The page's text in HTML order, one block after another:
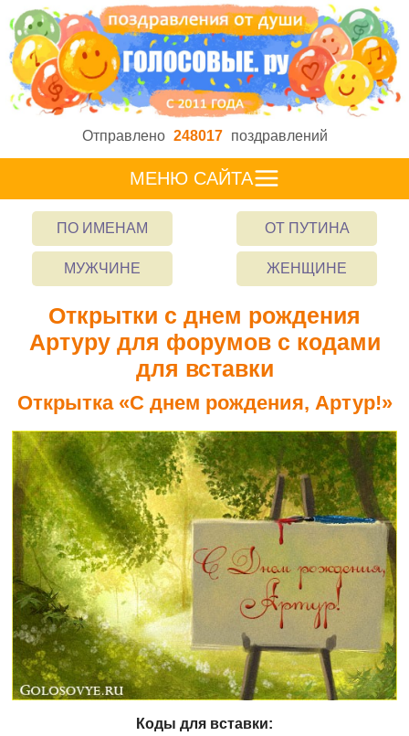
Отправлено 248017 поздравлений
МЕНЮ САЙТА
ПО ИМЕНАМ ОТ ПУТИНА
МУЖЧИНЕ ЖЕНЩИНЕ
Открытки с днем рождения
Артуру для форумов с кодами
для вставки
Открытка «С днем рождения, Артур!»
Коды для вставки: